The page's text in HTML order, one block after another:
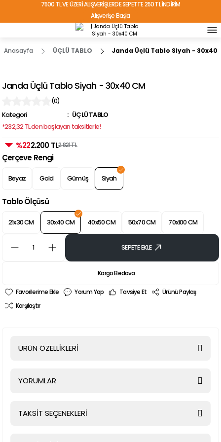
7500 TL VE ÜZERİ ALIŞVERİŞLERDE SEPETTE 250 TL İNDİRİM
Alışverişe Başla
TÜRKİYE'NİN HER YERİNE ÜCRETSİZ KARGO!
Anasayfa ÜÇLÜ TABLO Janda Üçlü Tablo Siyah - 30x40
Janda Üçlü Tablo Siyah - 30x40 CM
(0)
Kategori
ÜÇLÜ TABLO
*232,32 TL den başlayan taksitlerle!
%222.200 TL2.821 TL
Çerçeve Rengi
Beyaz Gold Gümüş Siyah
Tablo Ölçüsü
21x30 CM 30x40 CM 40x50 CM 50x70 CM 70x100 CM
SEPETE EKLE
Kargo Bedava
Yorum Yap Tavsiye Et
Ürünü Paylaş
Karşılaştır
ÜRÜN ÖZELLİKLERİ
YORUMLAR
TAKSİT SEÇENEKLERİ